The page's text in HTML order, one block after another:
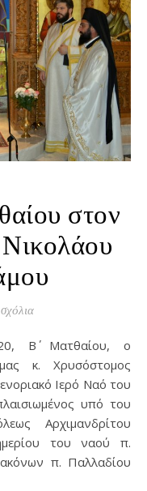
στον
κ. Χρυσόστομος
Ιερό Ναό του
υπό του
Αρχιμανδρίτου
του ναού π.
π. Παλλαδίου